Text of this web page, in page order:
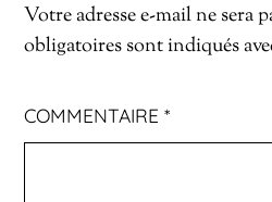
Votre adresse e-mail ne sera
obligatoires sont indiqués
COMMENTAIRE*